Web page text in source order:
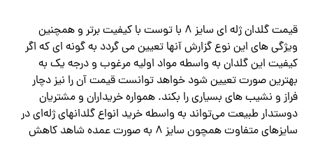
قیمت گلدان ژله ای سایز 8 با توست با کیفیت برتر و همچنین
ویژگی های این نوع گزارش آنها تعیین می گردد به گونه ای که اگر
کیفیت این گلدان به واسطه مواد اولیه مرغوب و درجه یک به
بهترین صورت تعیین شود خواهد توانست قیمت آن را نیز دچار
فراز و نشیب های بسیاری را بکند. همواره خریداران و مشتریان
دوستدار طبیعت می‌تواند به واسطه خرید انواع گلدانهای ژله‌ای در
سایزهای متفاوت همچون سایز ۸ به صورت عمده شاهد کاهش